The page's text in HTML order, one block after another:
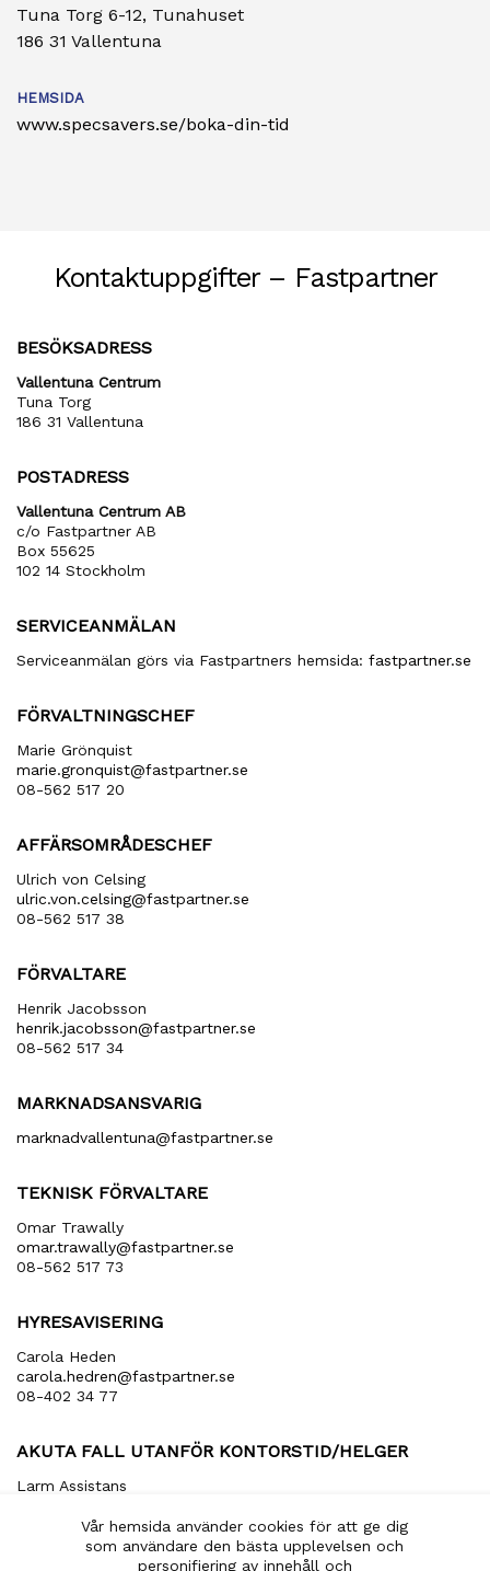
Tuna Torg 6-12, Tunahuset
186 31 Vallentuna
HEMSIDA
www.specsavers.se/boka-din-tid
Kontaktuppgifter – Fastpartner
BESÖKSADRESS
Vallentuna Centrum
Tuna Torg
186 31 Vallentuna
POSTADRESS
Vallentuna Centrum AB
c/o Fastpartner AB
Box 55625
102 14 Stockholm
SERVICEANMÄLAN
Serviceanmälan görs via Fastpartners hemsida: fastpartner.se
FÖRVALTNINGSCHEF
Marie Grönquist
marie​.gronquist​@fastpartner​.se
08-562 517 20
AFFÄRSOMRÅDESCHEF
Ulrich von Celsing
ulric​.von​.celsing​@fastpartner​.se
08-562 517 38
FÖRVALTARE
Henrik Jacobsson
henrik​.jacobsson​@fastpartner​.se
08-562 517 34
MARKNADSANSVARIG
marknadvallentuna​@fastpartner​.se
TEKNISK FÖRVALTARE
Omar Trawally
omar.trawally@fastpartner.se
08-562 517 73
HYRESAVISERING
Carola Heden
carola​.hedren​@fastpartner​.se
08-402 34 77
AKUTA FALL UTANFÖR KONTORSTID/HELGER
Larm Assistans
070-849 20 00Vår hemsida använder cookies för att ge dig
som användare den bästa upplevelsen och
personifiering av innehåll och